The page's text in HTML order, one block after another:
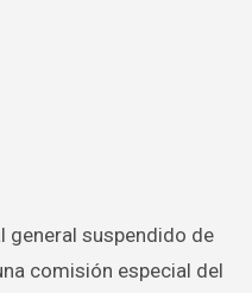
comisión especial del